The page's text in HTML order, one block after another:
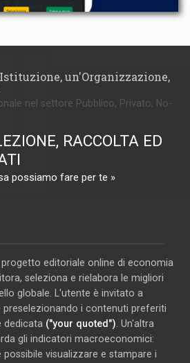
un'Organizzazione,
nel settore Pubblico, Privato, No-
RACCOLTA ED
possiamo fare per te »
progetto editoriale online di economia
seleziona e rielabora le migliori
globale. L'utente è invitato a
i contenuti preferiti
dedicata ("your quoted") . Un'altra
gli indicatori macroeconomici:
visualizzare e stampare i